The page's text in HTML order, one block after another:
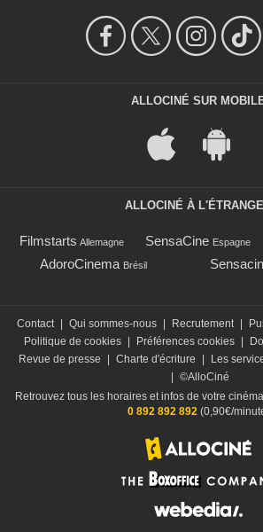
ALLOCINÉ SUR
ALLOCINÉ À
Filmstarts Allemagne SensaCine Espagne
AdoroCinema Brésil
Contact Qui sommes-nous Recrutement
Politique de cookies
Préférences cookies
Revue de presse
Charte d'écriture Les
©AlloCiné
Retrouvez tous les horaires et infos de votre
0 892 892 892(0,90€/